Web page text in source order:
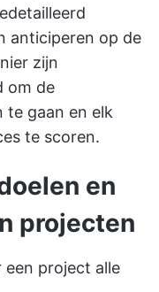
anticiperen op de
zijn
om de
te gaan en elk
te scoren.
en
projecten
een project alle